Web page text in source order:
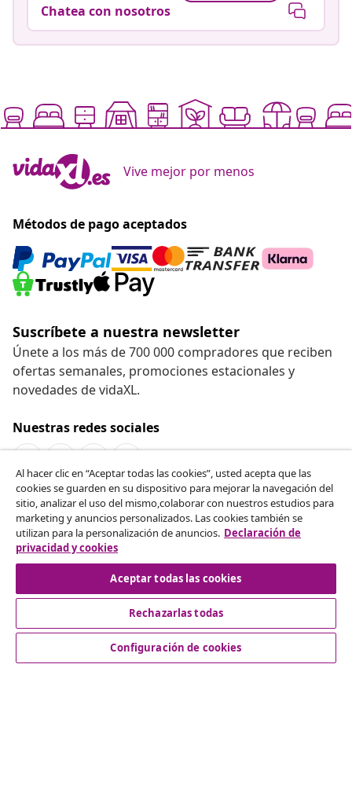
Chatea con nosotros
Vive mejor por menos
Métodos de pago aceptados
Suscríbete a nuestra newsletter
Únete a los más de 700 000 compradores que reciben
ofertas semanales, promociones estacionales y
novedades de vidaXL.
Nuestras redes sociales
Desistir del contrato
Solicita la cancelación de tu pedido.
Desistir del contrato
Servicio al Cliente
Al hacer clic en “Aceptar todas las cookies”, usted acepta que las
cookies se guarden en su dispositivo para mejorar la navegación del
sitio, analizar el uso del mismo,colaborar con nuestros estudios para
marketing y anuncios personalizados. Las cookies también se
utilizan para la personalización de anuncios. Declaración de
privacidad y cookies
Aceptar todas las cookies
Rechazarlas todas
Configuración de cookies